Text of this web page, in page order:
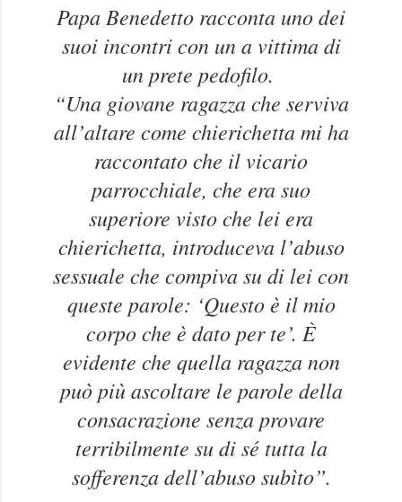
Papa Benedetto racconta uno dei
suoi incontri con un a vittima di
un prete pedofilo.
“Una giovane ragazza che serviva
all’altare come chierichetta mi ha
raccontato che il vicario
parrocchiale, che era suo
superiore visto che lei era
chierichetta, introduceva l’abuso
sessuale che compiva su di lei con
queste parole: ‘Questo è il mio
corpo che è dato per te’. È
evidente che quella ragazza non
può più ascoltare le parole della
consacrazione senza provare
terribilmente su di sé tutta la
sofferenza dell’abuso subìto”.